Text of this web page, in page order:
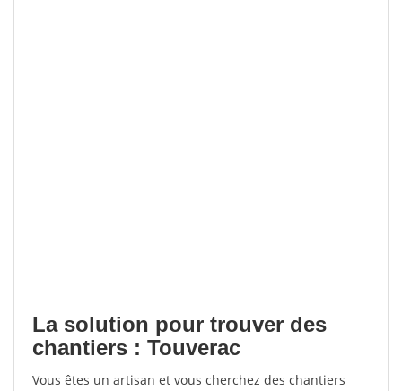
La solution pour trouver des
chantiers : Touverac
Vous êtes un artisan et vous cherchez des chantiers